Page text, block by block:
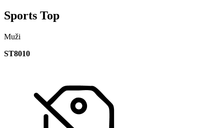
Sports Top
Muži
ST8010